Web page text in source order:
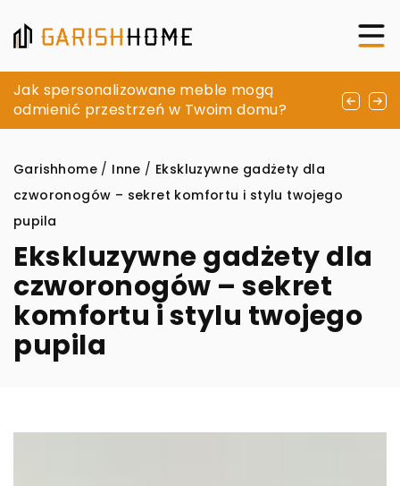
Łóżko z litego drewna – jaki model najlepiej
zakupić, z myślą o naszej sypialni?
Jak spersonalizowane meble mogą
odmienić przestrzeń w Twoim domu?
Jakie korzyści przynosi cyfryzacja
dokumentów nieruchomości?
Garishhome / Inne / Ekskluzywne gadżety dla
czworonogów – sekret komfortu i stylu twojego
pupila
Ekskluzywne gadżety dla
czworonogów – sekret
komfortu i stylu twojego
pupila